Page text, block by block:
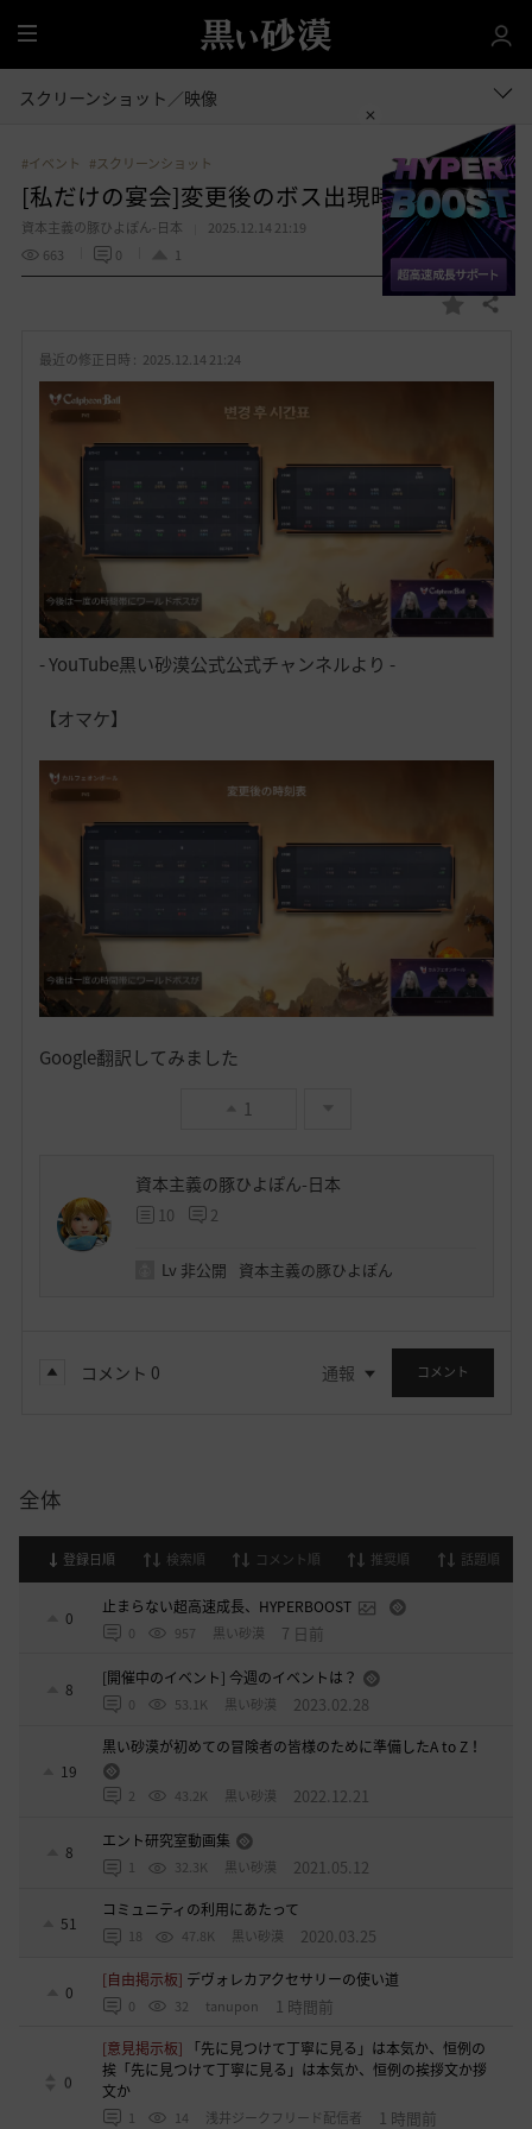
全
体
スクリーンショット／映像
#イベント #スクリーンショット
[私だけの宴会]変更後のボス出現時刻表
資本主義の豚ひよぽん-日本
2025.12.14 21:19
663
0 1
お 共有する
最近の修正日時 : 2025.12.14 21:24
- YouTube黒い砂漠公式公式チャンネルより -
【オマケ】
Google翻訳してみました
1
資本主義の豚ひよぽん-日本
10 2
Lv 非公開 資本主義の豚ひよぽん
コメント 0 通報 コメント
全体
登録日順 検索順 コメント順 推奨順 話題順
0
止まらない超高速成長、HYPERBOOST
0 957 黒い砂漠 7 日前
8
[開催中のイベント] 今週のイベントは？
0 53.1K 黒い砂漠 2023.02.28
19
黒い砂漠が初めての冒険者の皆様のために準備したA to Z！
2 43.2K 黒い砂漠 2022.12.21
8
エント研究室動画集
1 32.3K 黒い砂漠 2021.05.12
51
コミュニティの利用にあたって
18 47.8K 黒い砂漠 2020.03.25
0
[自由掲示板] デヴォレカアクセサリーの使い道
0 32 tanupon 1 時間前
0
[意見掲示板]
「先に見つけて丁寧に見る」は本気か、恒例の
挨「先に見つけて丁寧に見る」は本気か、恒例の挨拶文か拶
文か
1 14 浅井ジークフリード配信者 1 時間前